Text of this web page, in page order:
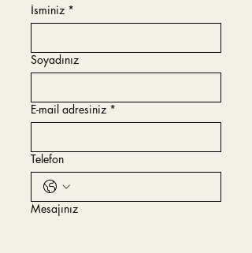
İsminiz *
Soyadınız
E-mail adresiniz *
Telefon
Mesajınız